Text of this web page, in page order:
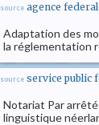
source agence
Adaptation des
la réglementation
source service public
Notariat Par
linguistique